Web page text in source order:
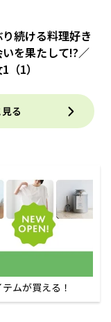
り続ける料理好き
を果たして!?／
1）
る
ムが買える！